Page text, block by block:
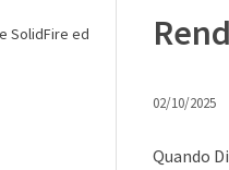
SolidFire ed
02/10/2025
Quando